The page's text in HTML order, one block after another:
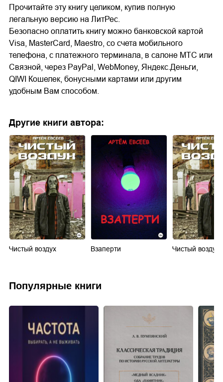
Прочитайте эту книгу целиком, купив полную
легальную версию на ЛитРес.
Безопасно оплатить книгу можно банковской картой
Visa, MasterCard, Maestro, со счета мобильного
телефона, с платежного терминала, в салоне МТС или
Связной, через PayPal, WebMoney, Яндекс.Деньги,
QIWI Кошелек, бонусными картами или другим
удобным Вам способом.
Другие книги автора:
Чистый воздух Взаперти Чистый воздух
Популярные книги